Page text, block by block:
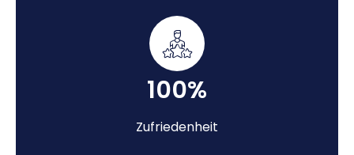
100%
Zufriedenheit